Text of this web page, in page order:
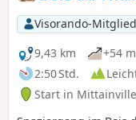
Visorando-Mitglied
9,43 km
+54 m
2:50 Std.
Start in